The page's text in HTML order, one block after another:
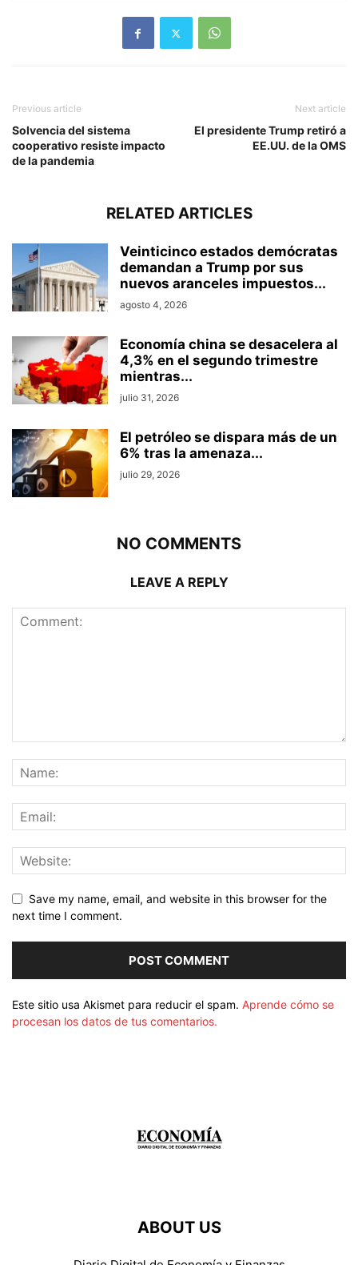
Previous article
Solvencia del sistema
cooperativo resiste impacto
de la pandemia
Next article
El presidente Trump retiró a
EE.UU. de la OMS
RELATED ARTICLES
Veinticinco estados demócratas
demandan a Trump por sus
nuevos aranceles impuestos...
agosto 4, 2026
Economía china se desacelera al
4,3% en el segundo trimestre
mientras...
julio 31, 2026
El petróleo se dispara más de un
6% tras la amenaza...
julio 29, 2026
NO COMMENTS
LEAVE A REPLY
Save my name, email, and website in this browser for the
next time I comment.
Este sitio usa Akismet para reducir el spam. Aprende cómo se
procesan los datos de tus comentarios.
ABOUT US